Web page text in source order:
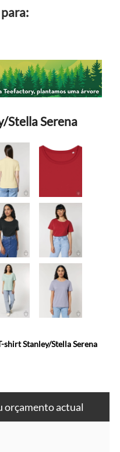
Stella Serena
shirt Stanley/Stella Serena
orçamento actual